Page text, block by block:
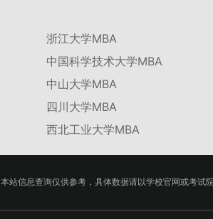
浙江大学MBA
中国科学技术大学MBA
中山大学MBA
四川大学MBA
西北工业大学MBA
本站信息查询仅供参考，具体数据请以学校官网或考试